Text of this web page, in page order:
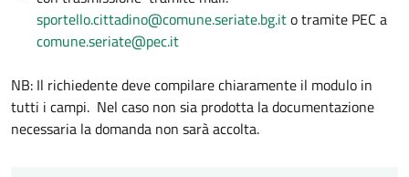
sportello.cittadino@comune.seriate.bg.ito tramite PEC a
comune.seriate@pec.it
NB: Il richiedente deve compilare chiaramente il modulo in
tutti i campi. Nel caso non sia prodotta la documentazione
necessaria la domanda non sarà accolta.